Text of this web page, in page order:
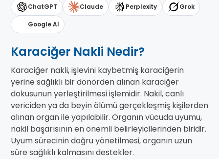
ChatGPT Claude Perplexity Grok
Google AI
Karaciğer Nakli Nedir?
Karaciğer nakli, işlevini kaybetmiş karaciğerin
yerine sağlıklı bir donörden alınan karaciğer
dokusunun yerleştirilmesi işlemidir. Nakil, canlı
vericiden ya da beyin ölümü gerçekleşmiş kişilerden
alınan organ ile yapılabilir. Organın vücuda uyumu,
nakil başarısının en önemli belirleyicilerinden biridir.
Uyum sürecinin doğru yönetilmesi, organın uzun
süre sağlıklı kalmasını destekler.